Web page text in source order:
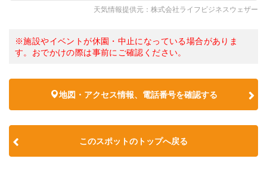
天気情報提供元：株式会社ライフビジネスウェザー
※施設やイベントが休園・中止になっている場合がありま
す。おでかけの際は事前にご確認ください。
地図・アクセス情報、電話番号を確認する
このスポットのトップへ戻る